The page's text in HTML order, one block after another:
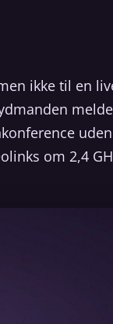
ikke til en
om 2,4